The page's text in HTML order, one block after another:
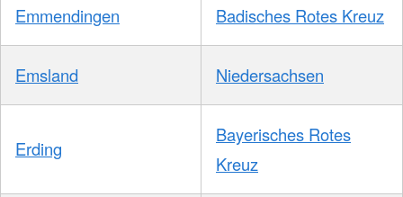
Emmendingen Badisches Rotes Kreuz
Emsland Niedersachsen
Erding
Bayerisches Rotes
Kreuz